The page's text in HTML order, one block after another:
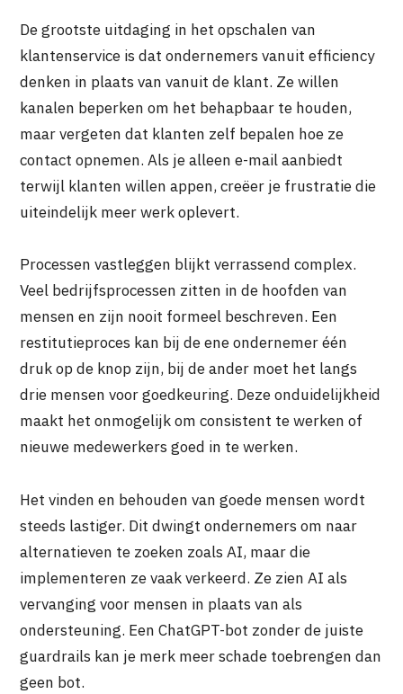
De grootste uitdaging in het opschalen van
klantenservice is dat ondernemers vanuit efficiency
denken in plaats van vanuit de klant. Ze willen
kanalen beperken om het behapbaar te houden,
maar vergeten dat klanten zelf bepalen hoe ze
contact opnemen. Als je alleen e-mail aanbiedt
terwijl klanten willen appen, creëer je frustratie die
uiteindelijk meer werk oplevert.
Processen vastleggen blijkt verrassend complex.
Veel bedrijfsprocessen zitten in de hoofden van
mensen en zijn nooit formeel beschreven. Een
restitutieproces kan bij de ene ondernemer één
druk op de knop zijn, bij de ander moet het langs
drie mensen voor goedkeuring. Deze onduidelijkheid
maakt het onmogelijk om consistent te werken of
nieuwe medewerkers goed in te werken.
Het vinden en behouden van goede mensen wordt
steeds lastiger. Dit dwingt ondernemers om naar
alternatieven te zoeken zoals AI, maar die
implementeren ze vaak verkeerd. Ze zien AI als
vervanging voor mensen in plaats van als
ondersteuning. Een ChatGPT-bot zonder de juiste
guardrails kan je merk meer schade toebrengen dan
geen bot.